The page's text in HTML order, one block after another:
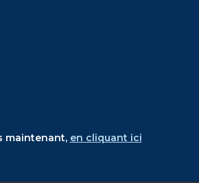
maintenant, en cliquant ici